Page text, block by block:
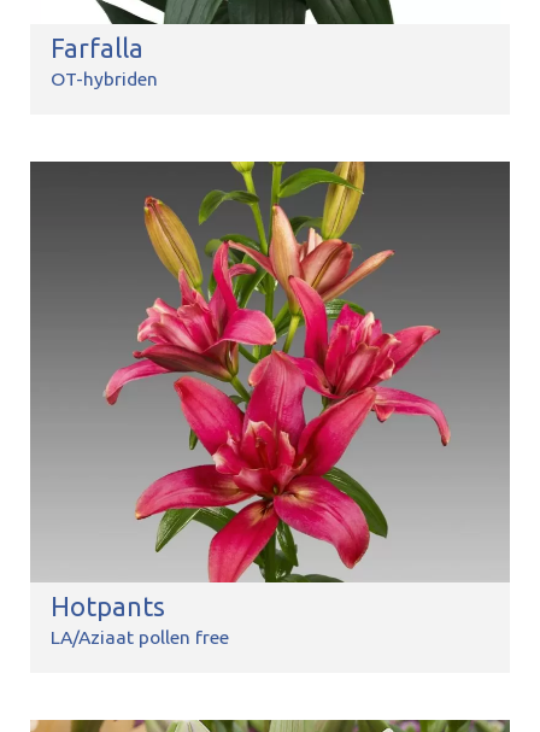
Farfalla
OT-hybriden
Hotpants
LA/Aziaat pollen free